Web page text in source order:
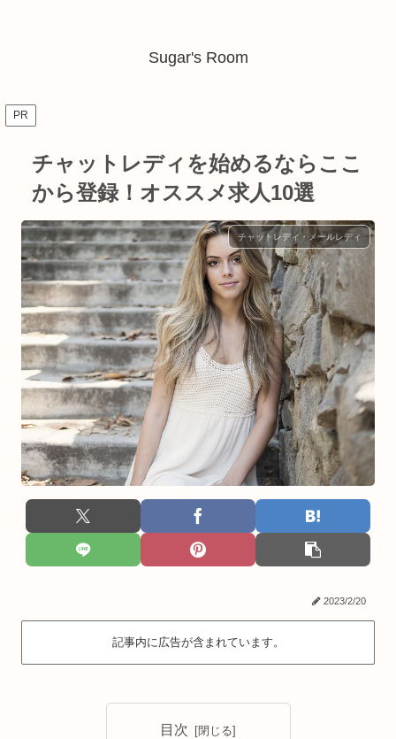
Sugar's Room
PR
チャットレディを始めるならここ
から登録！オススメ求人10選
チャットレディ・メールレディ
2023/2/20
記事内に広告が含まれています。
目次